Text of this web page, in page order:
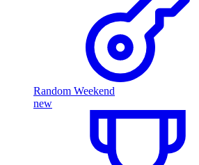
Random Weekend
new